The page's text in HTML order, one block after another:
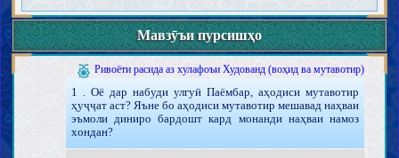
Мавзӯъи пурсишҳо
Тафсири бархи оёти Қуръон
Халифаи Худованд
Зарурати ва сифоти халифаи Худованд
Тариқаи шинохти халифаи Худованд (мӯъҷиза ва нас)
Ривоёти расида аз хулафоъи Худованд (воҳид ва мутавотир)
1 . Оё дар набуди улгуӣ Паёмбар, аҳодиси мутавотир
ҳуҷҷат аст? Яъне бо аҳодиси мутавотир мешавад наҳваи
эъмоли диниро бардошт кард монанди наҳваи намоз
хондан?